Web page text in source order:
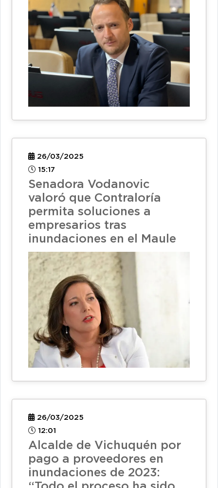
26/03/2025
15:17
Senadora Vodanovic
valoró que Contraloría
permita soluciones a
empresarios tras
inundaciones en el Maule
26/03/2025
12:01
Alcalde de Vichuquén por
pago a proveedores en
inundaciones de 2023: